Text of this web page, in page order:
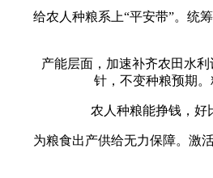
给农人种粮系上“平安带”。统筹
产能层面，加速补齐农田水利设
针，不变种粮预期
农人种粮能挣钱，好比
为粮食出产供给无力保障。激活